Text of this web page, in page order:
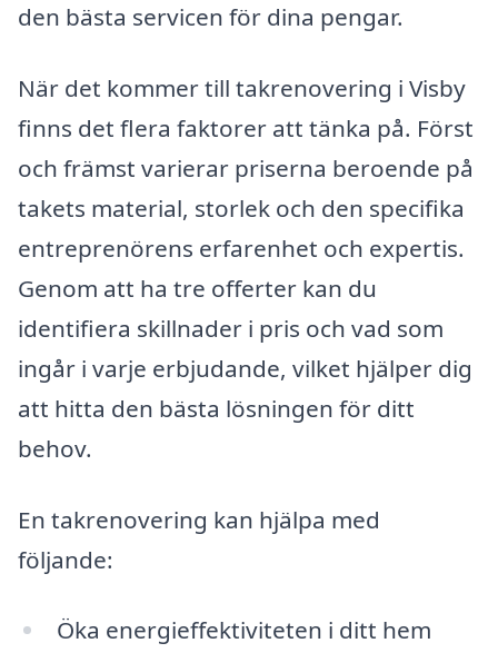
den bästa servicen för dina pengar.
När det kommer till takrenovering i Visby
finns det flera faktorer att tänka på. Först
och främst varierar priserna beroende på
takets material, storlek och den specifika
entreprenörens erfarenhet och expertis.
Genom att ha tre offerter kan du
identifiera skillnader i pris och vad som
ingår i varje erbjudande, vilket hjälper dig
att hitta den bästa lösningen för ditt
behov.
En takrenovering kan hjälpa med
följande:
Öka energieffektiviteten i ditt hem